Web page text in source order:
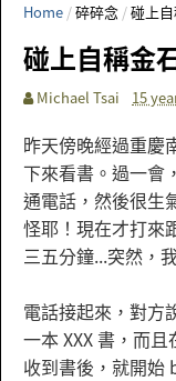
Home /碎碎念 /碰上
碰上自稱金
Michael Tsai 15
昨天傍晚經過重慶
下來看書。過一會
通電話，然後很生
怪耶！現在才打來
三五分鐘...突然，
電話接起來，對方
一本 XXX 書，而
收到書後，就開始